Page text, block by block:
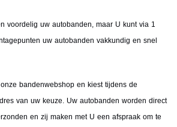
voordelig uw autobanden, maar U kunt via 1
uw autobanden vakkundig en snel
bandenwebshop en kiest tijdens de
van uw keuze. Uw autobanden worden direct
en zij maken met U een afspraak om te